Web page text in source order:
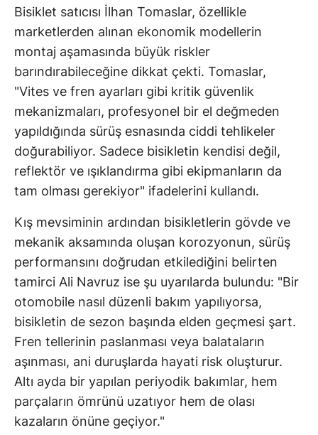
Bisiklet satıcısı İlhan Tomaslar, özellikle
marketlerden alınan ekonomik modellerin
montaj aşamasında büyük riskler
barındırabileceğine dikkat çekti. Tomaslar,
"Vites ve fren ayarları gibi kritik güvenlik
mekanizmaları, profesyonel bir el değmeden
yapıldığında sürüş esnasında ciddi tehlikeler
doğurabiliyor. Sadece bisikletin kendisi değil,
reflektör ve ışıklandırma gibi ekipmanların da
tam olması gerekiyor" ifadelerini kullandı.
Kış mevsiminin ardından bisikletlerin gövde ve
mekanik aksamında oluşan korozyonun, sürüş
performansını doğrudan etkilediğini belirten
tamirci Ali Navruz ise şu uyarılarda bulundu: "Bir
otomobile nasıl düzenli bakım yapılıyorsa,
bisikletin de sezon başında elden geçmesi şart.
Fren tellerinin paslanması veya balataların
aşınması, ani duruşlarda hayati risk oluşturur.
Altı ayda bir yapılan periyodik bakımlar, hem
parçaların ömrünü uzatıyor hem de olası
kazaların önüne geçiyor."